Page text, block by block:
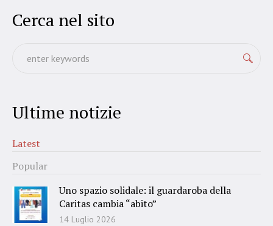
Cerca nel sito
Ultime notizie
Latest
Popular
Uno spazio solidale: il guardaroba della
Caritas cambia “abito”
14 Luglio 2026